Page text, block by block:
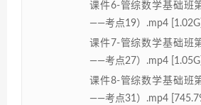
课件6-管综数学基础班
——考点19）.mp4 [1.02G]
课件7-管综数学基础班
——考点27）.mp4 [1.05G]
课件8-管综数学基础班
——考点31）.mp4